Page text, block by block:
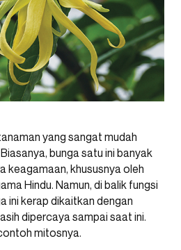
yang sangat mudah
bunga satu ini banyak
keagamaan, khususnya oleh
Hindu. Namun, di balik fungsi
ini kerap dikaitkan dengan
dipercaya sampai saat ini.
mitosnya.